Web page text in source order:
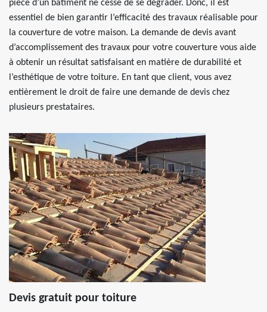
pièce d’un bâtiment ne cesse de se dégrader. Donc, il est
essentiel de bien garantir l’efficacité des travaux réalisable pour
la couverture de votre maison. La demande de devis avant
d’accomplissement des travaux pour votre couverture vous aide
à obtenir un résultat satisfaisant en matière de durabilité et
l’esthétique de votre toiture. En tant que client, vous avez
entièrement le droit de faire une demande de devis chez
plusieurs prestataires.
Devis gratuit pour toiture